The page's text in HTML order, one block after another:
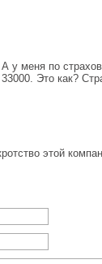
у меня по
этой